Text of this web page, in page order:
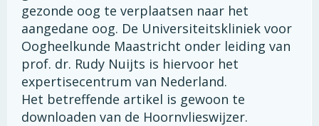
gezonde oog te verplaatsen naar het
aangedane oog. De Universiteitskliniek voor
Oogheelkunde Maastricht onder leiding van
prof. dr. Rudy Nuijts is hiervoor het
expertisecentrum van Nederland.
Het betreffende artikel is gewoon te
downloaden van de Hoornvlieswijzer.